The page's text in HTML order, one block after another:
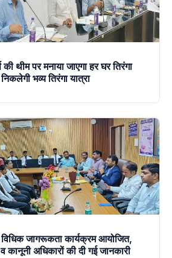
थीम पर मनाया जाएगा हर घर तिरंगा
भव्य तिरंगा यात्रा
जागरूकता कार्यक्रम आयोजित,
कानूनी अधिकारों की दी गई जानकारी